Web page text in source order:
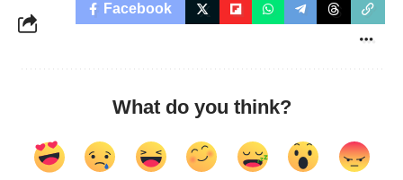
Facebook
What do you think?